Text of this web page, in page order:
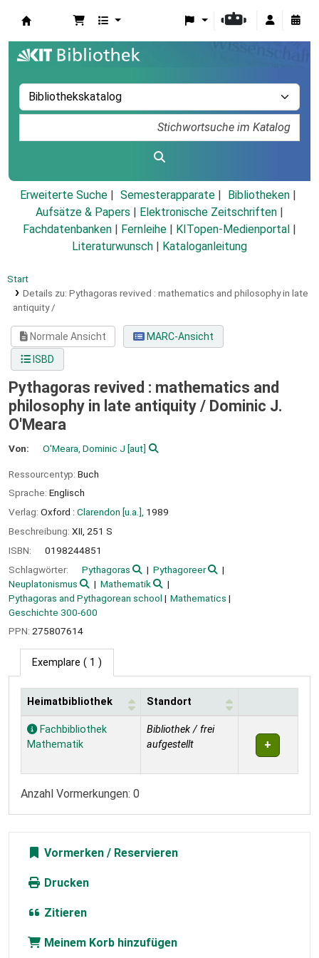
Erweiterte Suche Semesterapparate
Bibliotheken
Aufsätze & Papers
Elektronische Zeitschriften
Fachdatenbanken
Fernleihe KITopen-Medienportal
Literaturwunsch
Kataloganleitung
Start
Details zu: Pythagoras revived : mathematics and philosophy in late
antiquity /
Normale Ansicht
MARC-Ansicht
ISBD
Pythagoras revived : mathematics and
philosophy in late antiquity / Dominic J.
O'Meara
Von: O'Meara, Dominic J [aut]
Ressourcentyp: Buch
Sprache: Englisch
Verlag: Oxford : Clarendon [u.a.], 1989
Beschreibung: XII, 251 S
ISBN:
0198244851
Schlagwörter:
Pythagoras
Pythagoreer
Neuplatonismus
Mathematik
Pythagoras and Pythagorean school
Mathematics
Geschichte 300-600
PPN: 275807614
Exemplare ( 1 )
Exemplare
Heimatbibliothek Standort
Fachbibliothek
Mathematik
Bibliothek / frei
aufgestellt
Anzahl Vormerkungen: 0
Vormerken
Drucken
Zitieren
Meinem Korb hinzufügen